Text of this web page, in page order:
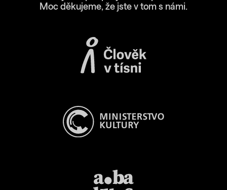
Moc děkujeme, že jste v tom s námi.